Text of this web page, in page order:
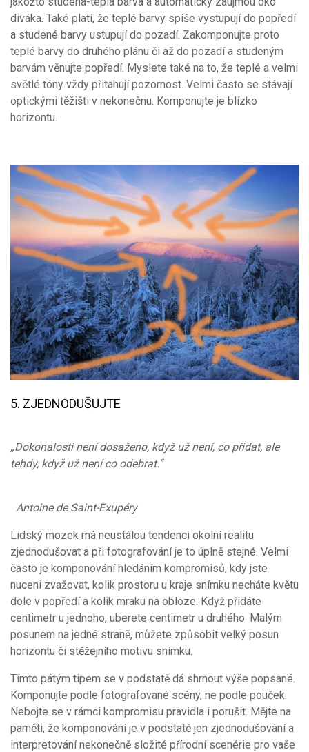
diváka. Také platí, že teplé barvy spíše vystupují do popředí
a studené barvy ustupují do pozadí. Zakomponujte proto
teplé barvy do druhého plánu či až do pozadí a studeným
barvám věnujte popředí. Myslete také na to, že teplé a velmi
světlé tóny vždy přitahují pozornost. Velmi často se stávají
optickými těžišti v nekonečnu. Komponujte je blízko
horizontu.
5. ZJEDNODUŠUJTE
„Dokonalosti není dosaženo, když už není, co přidat, ale
tehdy, když už není co odebrat.“
Antoine de Saint-Exupéry
Lidský mozek má neustálou tendenci okolní realitu
zjednodušovat a při fotografování je to úplně stejné. Velmi
často je komponování hledáním kompromisů, kdy jste
nuceni zvažovat, kolik prostoru u kraje snímku necháte květu
dole v popředí a kolik mraku na obloze. Když přidáte
centimetr u jednoho, uberete centimetr u druhého. Malým
posunem na jedné straně, můžete způsobit velký posun
horizontu či stěžejního motivu snímku.
Tímto pátým tipem se v podstatě dá shrnout výše popsané.
Komponujte podle fotografované scény, ne podle pouček.
Nebojte se v rámci kompromisu pravidla i porušit. Mějte na
paměti, že komponování je v podstatě jen zjednodušování a
interpretování nekonečně složité přírodní scenérie pro vaše